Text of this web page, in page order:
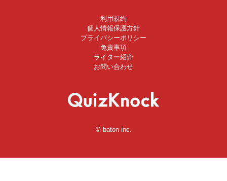
利用規約
個人情報保護方針
プライバシーポリシー
免責事項
ライター紹介
お問い合わせ
© baton inc.